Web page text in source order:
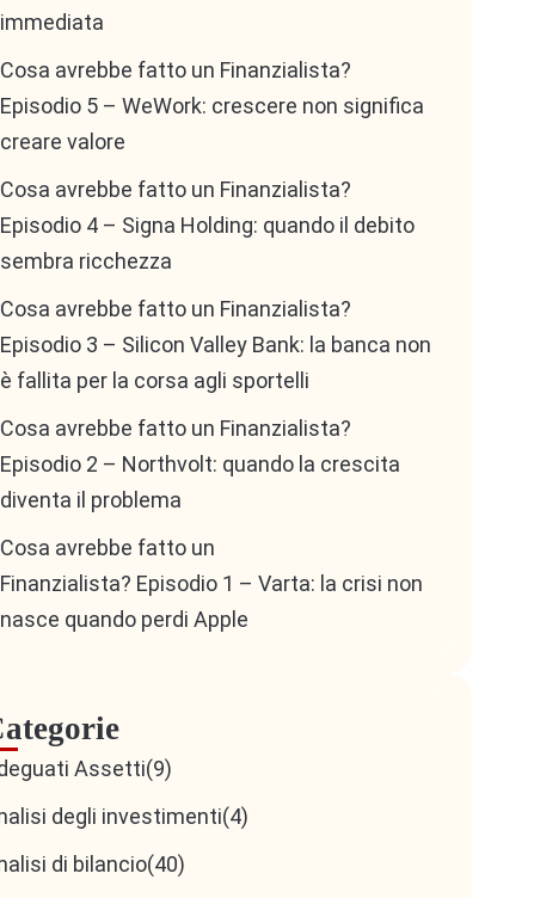
immediata
Cosa avrebbe fatto un Finanzialista?
Episodio 5 – WeWork: crescere non significa
creare valore
Cosa avrebbe fatto un Finanzialista?
Episodio 4 – Signa Holding: quando il debito
sembra ricchezza
Cosa avrebbe fatto un Finanzialista?
Episodio 3 – Silicon Valley Bank: la banca non
è fallita per la corsa agli sportelli
Cosa avrebbe fatto un Finanzialista?
Episodio 2 – Northvolt: quando la crescita
diventa il problema
Cosa avrebbe fatto un
Finanzialista? Episodio 1 – Varta: la crisi non
nasce quando perdi Apple
Assetti(9)
degli investimenti(4)
di bilancio(40)